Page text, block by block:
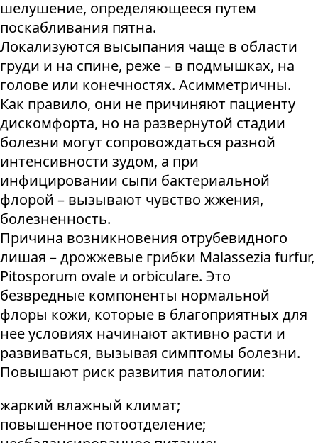
шелушение, определяющееся путем
поскабливания пятна.
Локализуются высыпания чаще в области
груди и на спине, реже – в подмышках, на
голове или конечностях. Асимметричны.
Как правило, они не причиняют пациенту
дискомфорта, но на развернутой стадии
болезни могут сопровождаться разной
интенсивности зудом, а при
инфицировании сыпи бактериальной
флорой – вызывают чувство жжения,
болезненность.
Причина возникновения отрубевидного
лишая – дрожжевые грибки Malassezia furfur,
Pitosporum ovale и orbiculare. Это
безвредные компоненты нормальной
флоры кожи, которые в благоприятных для
нее условиях начинают активно расти и
развиваться, вызывая симптомы болезни.
Повышают риск развития патологии:
жаркий влажный климат;
повышенное потоотделение;